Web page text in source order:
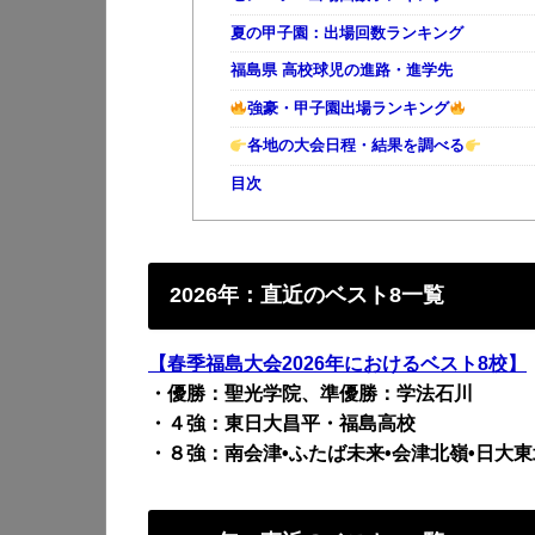
夏の甲子園：出場回数ランキング
福島県 高校球児の進路・進学先
強豪・甲子園出場ランキング
各地の大会日程・結果を調べる
目次
2026年：直近のベスト8一覧
【春季福島大会2026年におけるベスト8校】
・優勝：聖光学院、準優勝：学法石川
・４強：東日大昌平・福島高校
・８強：南会津•ふたば未来•会津北嶺•日大